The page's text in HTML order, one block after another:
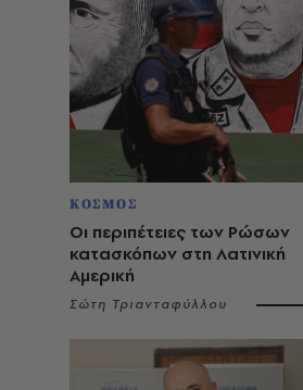
ΚΟΣΜΟΣ
Οι περιπέτειες των Ρώσων
κατασκόπων στη Λατινική
Αμερική
Σώτη Τριανταφύλλου